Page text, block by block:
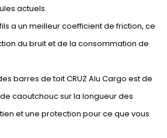
actuels.
a un meilleur coefficient de friction, ce
du bruit et de la consommation de
barres de toit CRUZ Alu Cargo est de
caoutchouc sur la longueur des
et une protection pour ce que vous